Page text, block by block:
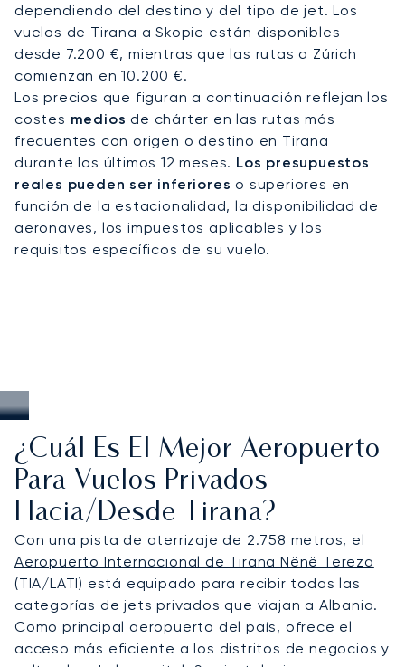
Con dos décadas de experiencia, LunaJets
combina la seguridad certificada por Argus® con
soluciones de chárter transparentes y flexibles,
reconocidas en todo el mundo. En Tirana, esto se
traduce en garantizar vuelos durante la
temporada alta de verano, organizar traslados a
la Riviera y asegurar conexiones impecables con
las capitales vecinas de la región.
dependiendo del destino y del tipo de jet. Los
vuelos de Tirana a Skopie están disponibles
desde 7.200 €, mientras que las rutas a Zúrich
comienzan en 10.200 €.
Los precios que figuran a continuación reflejan los
costes medios de chárter en las rutas más
frecuentes con origen o destino en Tirana
durante los últimos 12 meses. Los presupuestos
reales pueden ser inferiores o superiores en
función de la estacionalidad, la disponibilidad de
aeronaves, los impuestos aplicables y los
requisitos específicos de su vuelo.
¿Cuál Es El Mejor Aeropuerto
Para Vuelos Privados
Hacia/desde Tirana?
Con una pista de aterrizaje de 2.758 metros, el
Aeropuerto Internacional de Tirana Nënë Tereza
(TIA/LATI) está equipado para recibir todas las
categorías de jets privados que viajan a Albania.
Como principal aeropuerto del país, ofrece el
acceso más eficiente a los distritos de negocios y